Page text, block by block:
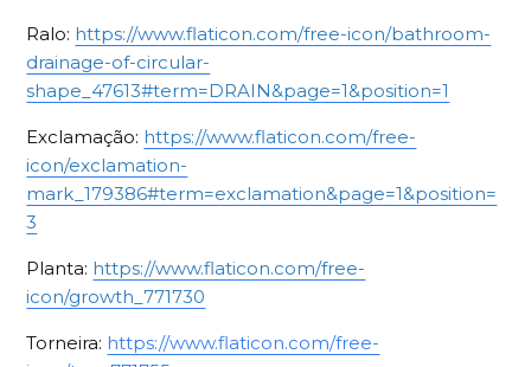
Ralo: https://www.flaticon.com/free-icon/bathroom-
drainage-of-circular-
shape_47613#term=DRAIN&page=1&position=1
Exclamação: https://www.flaticon.com/free-
icon/exclamation-
mark_179386#term=exclamation&page=1&position=
3
Planta: https://www.flaticon.com/free-
icon/growth_771730
Torneira: https://www.flaticon.com/free-